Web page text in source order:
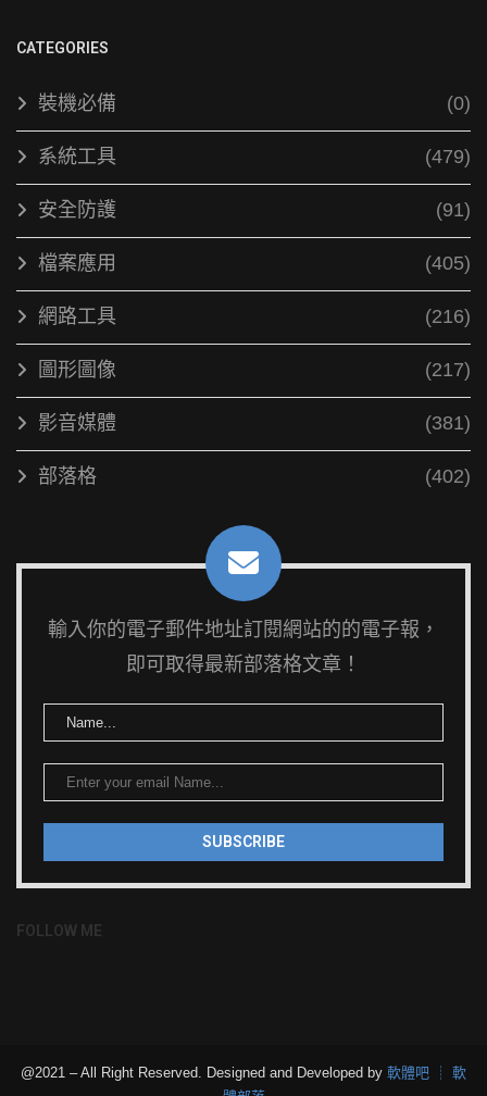
CATEGORIES
裝機必備 (0)
系統工具 (479)
安全防護 (91)
檔案應用 (405)
網路工具 (216)
圖形圖像 (217)
影音媒體 (381)
部落格 (402)
輸入你的電子郵件地址訂閱網站的的電子報，
即可取得最新部落格文章！
FOLLOW ME
@2021 – All Right Reserved. Designed and Developed by 軟體吧 ┊ 軟